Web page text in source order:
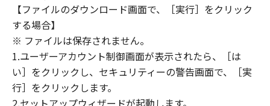
ウェア」、または「本ソフトウェア」の使用に
起因または関連してお客様と第三者との間に生
じたいかなる紛争についても、一切責任を負わ
ないものとします。
８．契約期間
(1) 本契約書は、お客様が、『同意』を示す下
記のボタンをクリックした時点、または「本ソ
【ファイルのダウンロード画面で、［実行］をクリック
する場合】
※ ファイルは保存されません。
1.ユーザーアカウント制御画面が表示されたら、［は
い］をクリックし、セキュリティーの警告画面で、［実
行］をクリックします。
2.セットアップウィザードが起動します。